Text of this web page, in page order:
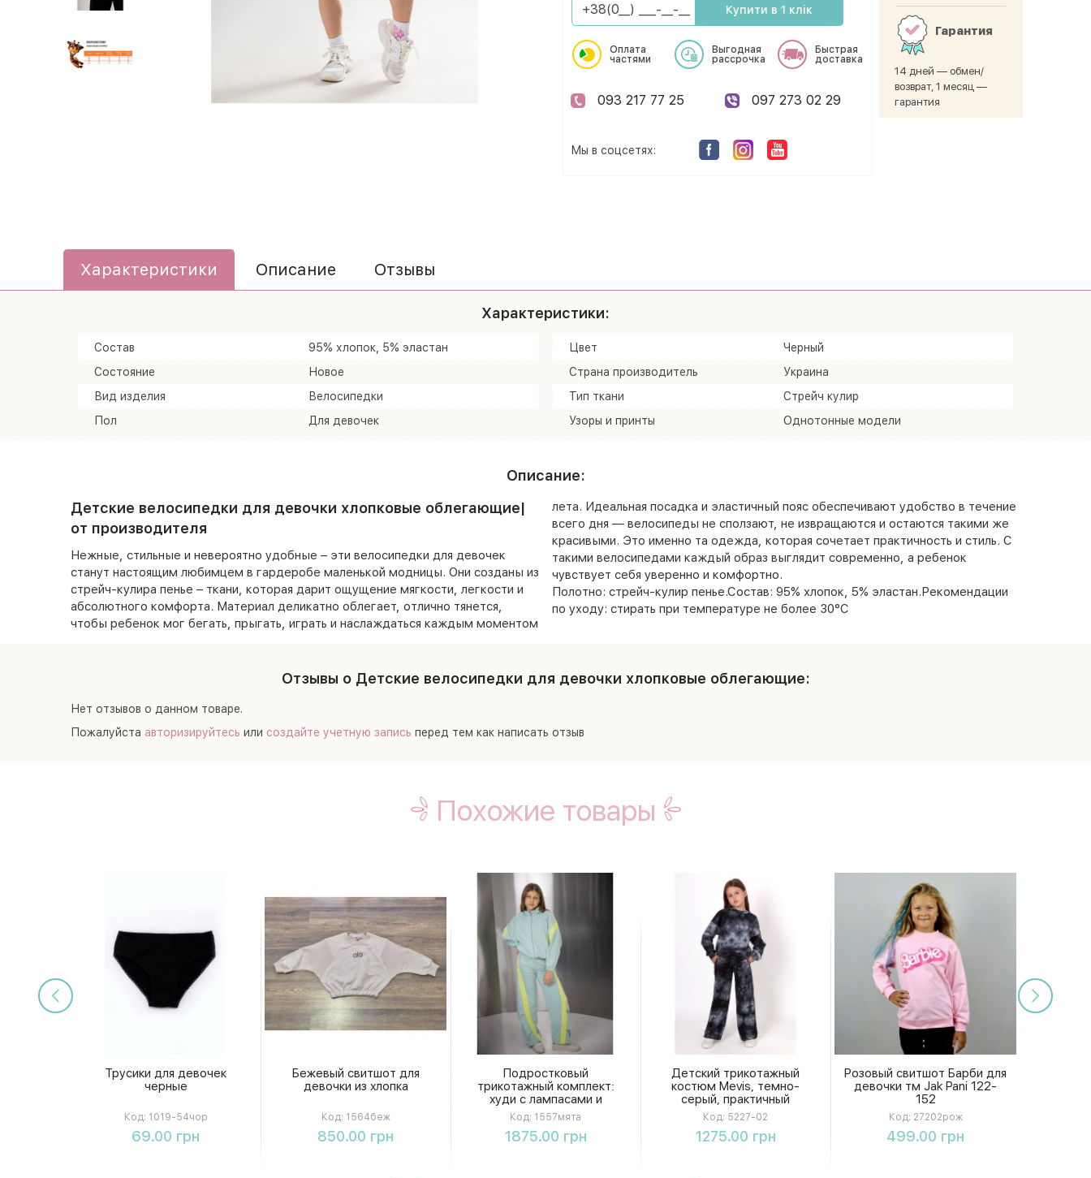
Купити в 1 клік
Оплата
частями
Выгодная
рассрочка
Быстрая
доставка
093 217 77 25 097 273 02 29
Мы в соцсетях:
Гарантия
14 дней — обмен/
возврат, 1 месяц —
гарантия
Характеристики Описание Отзывы
Характеристики:
Состав
95% хлопок, 5% эластан
Состояние
Новое
Вид изделия
Велосипедки
Пол
Для девочек
Цвет
Черный
Страна производитель
Украина
Тип ткани
Стрейч кулир
Узоры и принты
Однотонные модели
Описание:
Детские велосипедки для девочки хлопковые облегающие|
от производителя
Нежные, стильные и невероятно удобные – эти велосипедки для девочек
станут настоящим любимцем в гардеробе маленькой модницы. Они созданы из
стрейч-кулира пенье – ткани, которая дарит ощущение мягкости, легкости и
абсолютного комфорта. Материал деликатно облегает, отлично тянется,
чтобы ребенок мог бегать, прыгать, играть и наслаждаться каждым моментом
лета. Идеальная посадка и эластичный пояс обеспечивают удобство в течение
всего дня — велосипеды не сползают, не извращаются и остаются такими же
красивыми. Это именно та одежда, которая сочетает практичность и стиль. С
такими велосипедами каждый образ выглядит современно, а ребенок
чувствует себя уверенно и комфортно.
Полотно: стрейч-кулир пенье.Состав: 95% хлопок, 5% эластан.Рекомендации
по уходу: стирать при температуре не более 30°C
Отзывы о Детские велосипедки для девочки хлопковые облегающие:
Нет отзывов о данном товаре.
Пожалуйста авторизируйтесь или создайте учетную запись перед тем как написать отзыв
Похожие товары
Трусики для девочек
черные
Код: 1019-54чор
69.00 грн
Бежевый свитшот для
девочки из хлопка
Код: 1564беж
850.00 грн
Купить
Подростковый
трикотажный комплект:
худи с лампасами и
широкие брюки
Код: 1557мята
1875.00 грн
Купить
Детский трикотажный
костюм Mevis, темно-
серый, практичный
Код: 5227-02
1275.00 грн
Купить
Розовый свитшот Барби для
девочки тм Jak Pani 122-
152
Код: 27202рож
499.00 грн
Купить